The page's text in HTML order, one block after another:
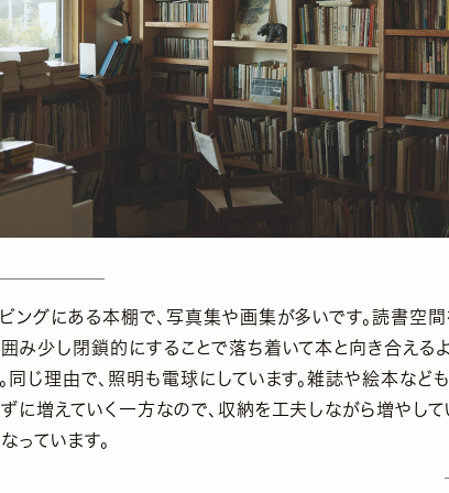
ングにある本棚で、写真集や画集が多いです。読書空
み少し閉鎖的にすることで落ち着いて本と向き合える
同じ理由で、照明も電球にしています。雑誌や絵本など
に増えていく一方なので、収納を工夫しながら増やして
っています。